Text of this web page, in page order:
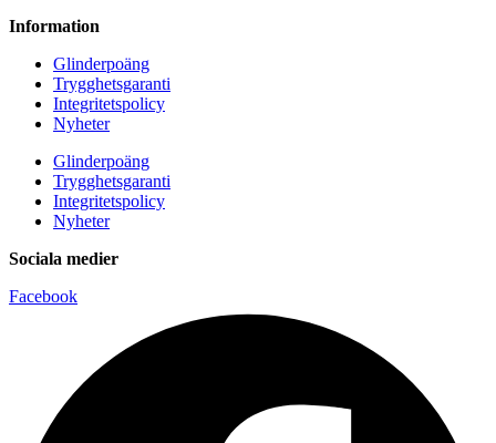
Information
Glinderpoäng
Trygghetsgaranti
Integritetspolicy
Nyheter
Glinderpoäng
Trygghetsgaranti
Integritetspolicy
Nyheter
Sociala medier
Facebook